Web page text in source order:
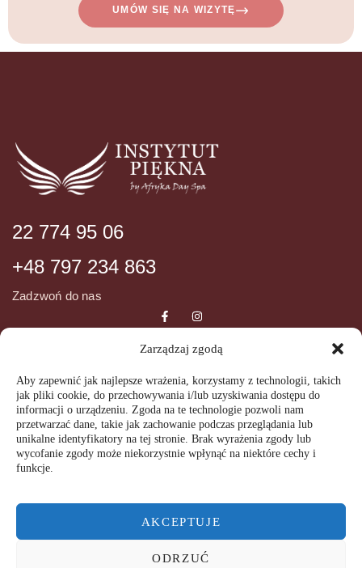
Zarządzaj zgodą
Aby zapewnić jak najlepsze wrażenia, korzystamy z technologii, takich
jak pliki cookie, do przechowywania i/lub uzyskiwania dostępu do
informacji o urządzeniu. Zgoda na te technologie pozwoli nam
przetwarzać dane, takie jak zachowanie podczas przeglądania lub
unikalne identyfikatory na tej stronie. Brak wyrażenia zgody lub
wycofanie zgody może niekorzystnie wpłynąć na niektóre cechy i
funkcje.
AKCEPTUJE
ODRZUĆ
UMÓW SIĘ NA WIZYTĘ
22 774 95 06
+48 797 234 863
Zadzwoń do nas
ul. Wiślana 72
05-092 Łomianki
GODZINY OTWARCIA
09:00 – 20:00
Regulamin SPA
Regulamin świadczenia usług
drogą elektroniczną